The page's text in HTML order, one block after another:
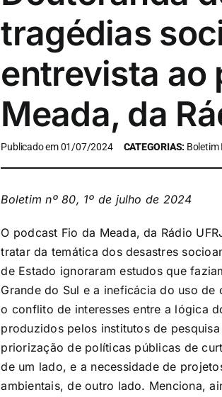
tragédias
entrevista ao
Meada, da
Publicado em 01/07/2024 CATEGORIAS: Boletim
Boletim nº 80, 1º de julho de 2024
O podcast Fio da Meada, da Rádio
tratar da temática dos desastres
de Estado ignoraram estudos que
Grande do Sul e a ineficácia do uso
o conflito de interesses entre a lógica
produzidos pelos institutos de
priorização de políticas públicas de
de um lado, e a necessidade de
ambientais, de outro lado. Menciona,